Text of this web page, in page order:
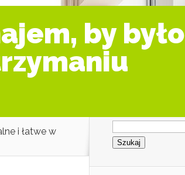
by było
i łatwe w
Szukaj: